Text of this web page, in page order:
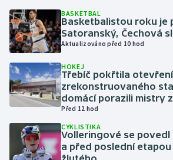
Moderní pětiboj
Motorsport
Olympijské hry
Parasport
Plavání
BASKETBAL
Basketbalistou roku je
Satoranský, Čechová
Aktualizováno před 10 hod
HOKEJ
Třebíč pokřtila otevření
zrekonstruovaného
domácí porazili mistry
Před 12 hod
CYKLISTIKA
Volleringové se
a před poslední